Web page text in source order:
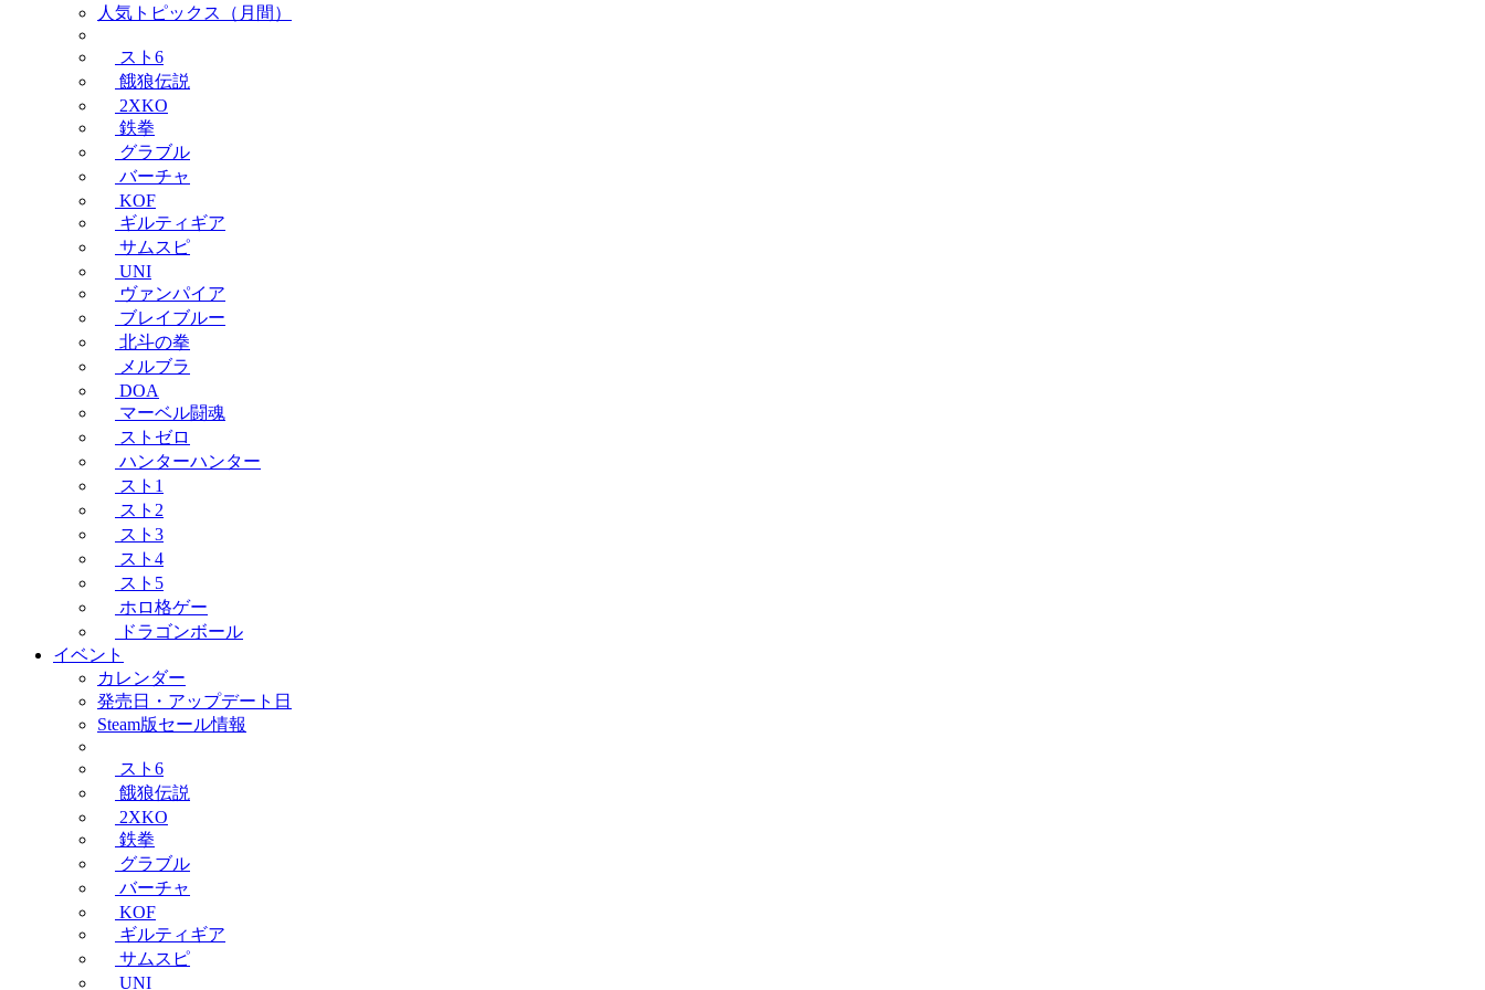
人気トピックス（月間）
スト6
餓狼伝説
2XKO
鉄拳
グラブル
バーチャ
KOF
ギルティギア
サムスピ
UNI
ヴァンパイア
ブレイブルー
北斗の拳
メルブラ
DOA
マーベル闘魂
ストゼロ
ハンターハンター
スト1
スト2
スト3
スト4
スト5
ホロ格ゲー
ドラゴンボール
イベント
カレンダー
発売日・アップデート日
Steam版セール情報
スト6
餓狼伝説
2XKO
鉄拳
グラブル
バーチャ
KOF
ギルティギア
サムスピ
UNI